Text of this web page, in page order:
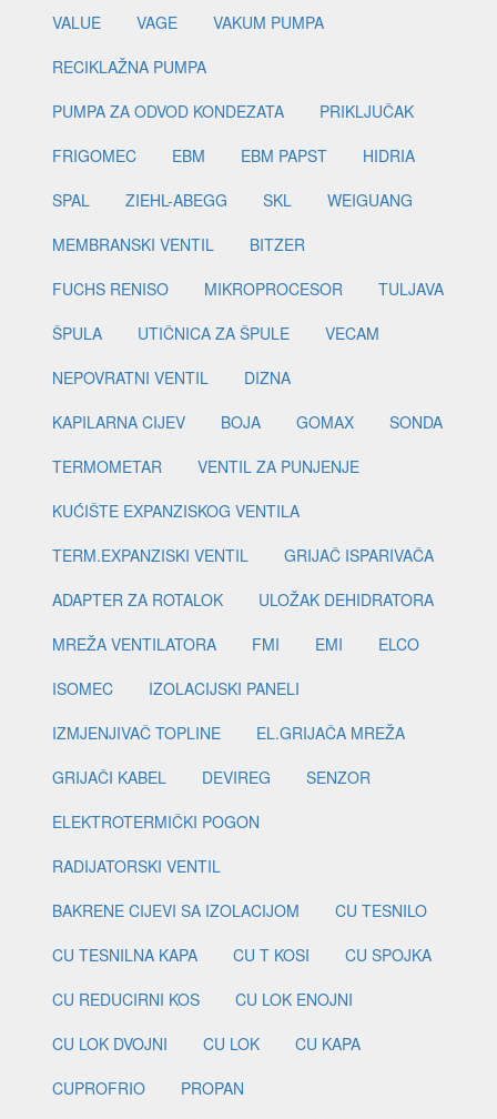
VALUE VAGE
VAKUM PUMPA
RECIKLAŽNA PUMPA
PUMPA ZA ODVOD KONDEZATA
PRIKLJUČAK
FRIGOMEC
EBM EBM PAPST
HIDRIA
SPAL
ZIEHL-ABEGG SKL
WEIGUANG
MEMBRANSKI VENTIL
BITZER
FUCHS RENISO
MIKROPROCESOR
TULJAVA
ŠPULA
UTIČNICA ZA ŠPULE
VECAM
NEPOVRATNI VENTIL
DIZNA
KAPILARNA CIJEV
BOJA GOMAX
SONDA
TERMOMETAR
VENTIL ZA PUNJENJE
KUĆIŠTE EXPANZISKOG VENTILA
TERM.EXPANZISKI VENTIL
GRIJAČ ISPARIVAČA
ADAPTER ZA ROTALOK
ULOŽAK DEHIDRATORA
MREŽA VENTILATORA
FMI EMI
ELCO
ISOMEC
IZOLACIJSKI PANELI
IZMJENJIVAČ TOPLINE
EL.GRIJAČA MREŽA
GRIJAČI KABEL
DEVIREG
SENZOR
ELEKTROTERMIČKI POGON
RADIJATORSKI VENTIL
BAKRENE CIJEVI SA IZOLACIJOM
CU TESNILO
CU TESNILNA KAPA
CU T KOSI
CU SPOJKA
CU REDUCIRNI KOS
CU LOK ENOJNI
CU LOK DVOJNI
CU LOK
CU KAPA
CUPROFRIO
PROPAN